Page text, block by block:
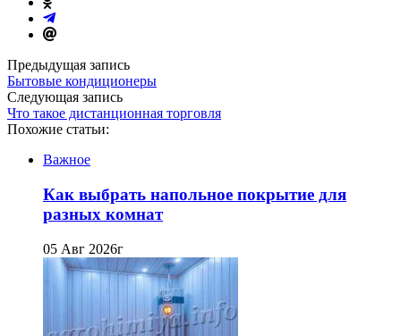
Предыдущая запись
Бытовые кондиционеры
Следующая запись
Что такое дистанционная торговля
Похожие статьи:
Важное
Как выбрать напольное покрытие для
разных комнат
05 Авг 2026г